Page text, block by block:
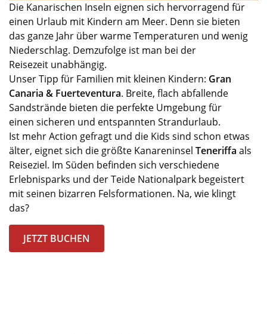
Die Kanarischen Inseln eignen sich hervorragend für
einen Urlaub mit Kindern am Meer. Denn sie bieten
das ganze Jahr über warme Temperaturen und wenig
Niederschlag. Demzufolge ist man bei der
Reisezeit unabhängig.
Unser Tipp für Familien mit kleinen Kindern: Gran
Canaria & Fuerteventura. Breite, flach abfallende
Sandstrände bieten die perfekte Umgebungfür
einen sicheren und entspannten Strandurlaub.
Ist mehr Action gefragt und die Kids sind schon etwas
älter, eignet sich die größte Kanareninsel Teneriffa als
Reiseziel. Im Süden befinden sich verschiedene
Erlebnisparks und der Teide Nationalpark begeistert
mit seinen bizarren Felsformationen. Na, wie klingt
das?
JETZT BUCHEN